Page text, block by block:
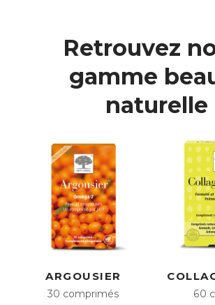
Retrouvez
gamme
naturelle
ARGOUSIER
30 comprimés
60